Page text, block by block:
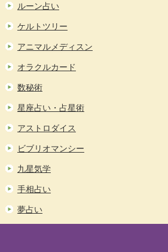
ルーン占い
ケルトツリー
アニマルメディスン
オラクルカード
数秘術
星座占い・占星術
アストロダイス
ビブリオマンシー
九星気学
手相占い
夢占い